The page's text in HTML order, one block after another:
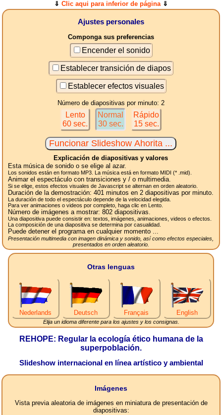
⇓ Clic aqui para inferior de página⇓
Ajustes personales
Componga sus preferencias
Encender el sonido
Establecer transición de diapos
Establecer efectos visuales
Número de diapositivas por minuto: 2
Lento
60 sec.
Normal
30 sec.
Rápido
15 sec.
Explicación de diapositivas y valores
Esta música de sonido o se elige al azar.
Los sonidos están en formato MP3. La música está en formato MIDI (* .mid).
Animar el espectáculo con transiciones y / o multimedia.
Si se elige, estos efectos visuales de Javascript se alternan en orden aleatorio.
Duración de la demostración:401 minutos en 2diapositivas por minuto.
La duración de todo el espectáculo depende de la velocidad elegida.
Para ver animaciones o videos por completo, haga clic en Lento.
Número de imágenes a mostrar:802 diapositivas.
Una diapositiva puede consistir en: textos, imágenes, animaciones, videos o efectos.
La composición de una diapositiva se determina por casualidad.
Puede detener el programa en cualquier momento ...
Presentación multimedia con imagen dinámica y sonido, así como efectos especiales,
presentados en orden aleatorio.
Otras lenguas
Nederlands Deutsch Français English
Elija un idioma diferente para los ajustes y los consignas.
REHOPE: Regular la ecología ético humana de la
superpoblación.
Slideshow internacional en línea artístico y ambiental
Imágenes
Vista previa aleatoria de imágenes en miniatura de presentación de
diapositivas: